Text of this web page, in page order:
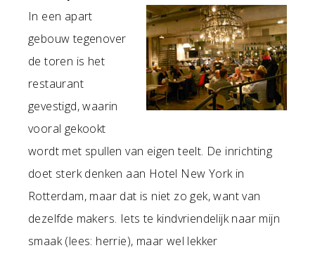
In een apart
gebouw tegenover
de toren is het
restaurant
gevestigd, waarin
vooral gekookt
wordt met spullen van eigen teelt. De inrichting
doet sterk denken aan Hotel New York in
Rotterdam, maar dat is niet zo gek, want van
dezelfde makers. Iets te kindvriendelijk naar mijn
smaak (lees: herrie), maar wel lekker